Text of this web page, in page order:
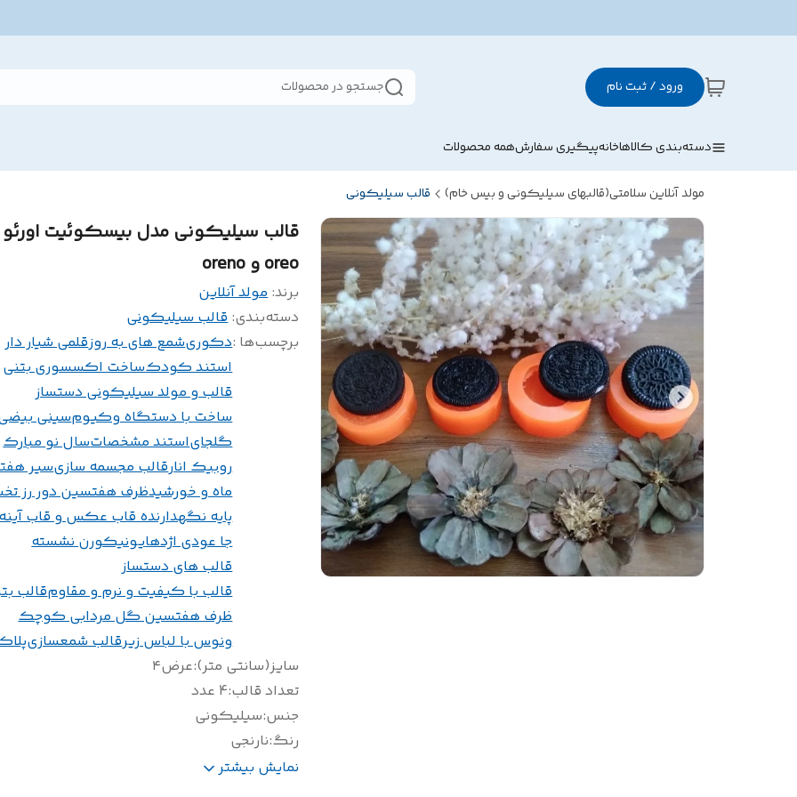
ورود / ثبت نام جستجو در محصولات
دسته‌بندی کالاهاخانهپیگیری سفارشهمه محصولات
مولد آنلاین سلامتی(قالبهای سیلیکونی و بیس خام) قالب سیلیکونی
قالب سیلیکونی مدل بیسکوئیت اورئو
oreo و oreno
برند:مولد آنلاین
دسته‌بندی:قالب سیلیکونی
برچسب‌ها :دکوریشمع های به روزقلمی شیار دار
استند کودکساخت اکسسوری بتنی
قالب و مولد سیلیکونی دستساز
ساخت با دستگاه وکیومسینی
گلجایاستند مشخصاتسال نو مبارک
روبیک انارقالب مجسمه سازیسیر
ماه و خورشیدظرف هفتسین دور رز
پایه نگهدارنده قاب عکس و قاب
جا عودی اژدهایونیکورن نشسته
قالب های دستساز
قالب با کیفیت و نرم و مقاومقالب
ظرف هفتسین گل مردابی کوچک
ونوس با لباس زیرقالب شمعسازی
سایز(سانتی متر):عرض۴
تعداد قالب:4 عدد
جنس:سیلیکونی
رنگ:نارنجی
مناسب شات شمع و اکسسوری و کارهای بتنی
نمایش بیشتر